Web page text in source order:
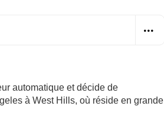
automatique et décide de
à West Hills, où réside en grande